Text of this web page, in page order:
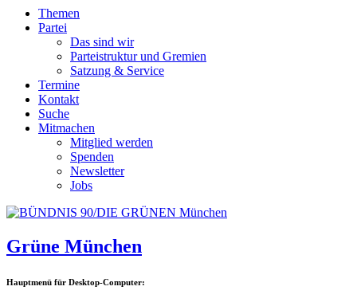
Themen
Partei
Das sind wir
Parteistruktur und Gremien
Satzung & Service
Termine
Kontakt
Suche
Mitmachen
Mitglied werden
Spenden
Newsletter
Jobs
Grüne München
Hauptmenü für Desktop-Computer: